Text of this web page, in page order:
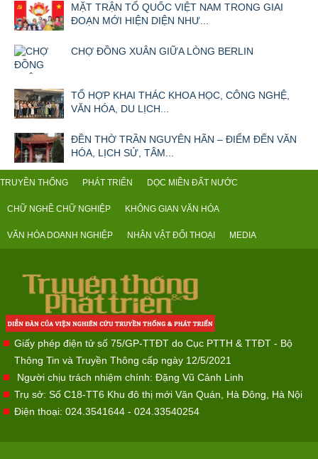
MẶT TRẬN TỔ QUỐC VIỆT NAM TRONG GIAI
ĐOẠN MỚI HIỆN DIỆN NHƯ...
CHỢ ĐỒNG XUÂN GIỮA LÒNG BERLIN
TỔ HỢP KHAI THÁC KHOA HỌC, CÔNG NGHỆ,
VĂN HÓA, DU LỊCH...
ĐỀN THỜ TRẦN NGUYÊN HÃN – ĐIỂM ĐẾN VĂN
HÓA, LỊCH SỬ, TÂM...
TRUYỀN THỐNG PHÁT TRIỂN DỌC MIỀN ĐẤT NƯỚC
CHỮ NGHỀ CHỮ NGHIỆP KHÔNG GIAN VĂN HÓA
VĂN HÓA DOANH NGHIỆP NHÂN VẬT ĐỐI THOẠI MEDIA
Giấy phép điện tử số 75/GP-TTĐT do Cục PTTH & TTĐT - Bộ
Thông Tin và Truyền Thông cấp ngày 12/5/2021
Người chịu trách nhiệm chính: Đặng Vũ Cảnh Linh
Trụ sở: Số C18-TT6 Khu đô thị mới Văn Quán, Hà Đông, Hà Nội
Điện thoại: 024.3541644 - 024.33540254